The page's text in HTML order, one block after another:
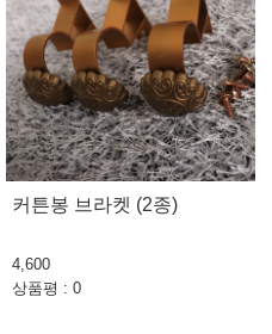
커튼봉 브라켓 (2종)
4,600
상품평 : 0